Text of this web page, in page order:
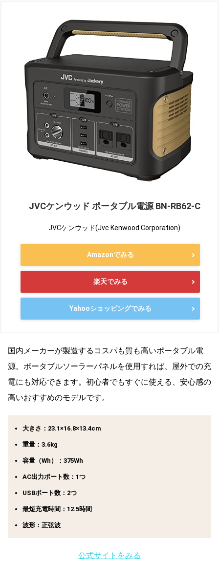
JVCケンウッド ポータブル電源 BN-RB62-C
JVCケンウッド(Jvc Kenwood Corporation)
Amazonでみる
楽天でみる
Yahooショッピングでみる
国内メーカーが製造するコスパも質も高いポータブル電
源。ポータブルソーラーパネルを使用すれば、屋外での充
電にも対応できます。初心者でもすぐに使える、安心感の
高いおすすめのモデルです。
大きさ：23.1×16.8×13.4cm
重量：3.6kg
容量（Wh）：375Wh
AC出力ポート数：1つ
USBポート数：2つ
最短充電時間：12.5時間
波形：正弦波
公式サイトをみる